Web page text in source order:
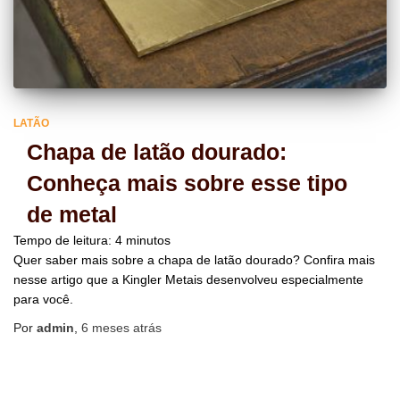
LATÃO
Chapa de latão dourado:
Conheça mais sobre esse tipo
de metal
Tempo de leitura: 4 minutos
Quer saber mais sobre a chapa de latão dourado? Confira mais
nesse artigo que a Kingler Metais desenvolveu especialmente
para você.
Por admin 6 meses atrás